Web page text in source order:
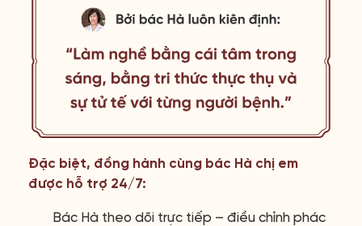
Đặc biệt, đồng hành cùng bác Hà chị em
được hỗ trợ 24/7:
Bác Hà theo dõi trực tiếp – điều chỉnh phác